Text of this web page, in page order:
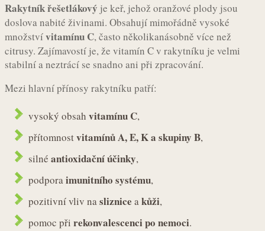
Rakytník řešetlákový je keř, jehož oranžové plody jsou
doslova nabité živinami. Obsahují mimořádně vysoké
množstvívitamínu C, často několikanásobně více než
citrusy. Zajímavostí je, že vitamín C v rakytníku je velmi
stabilní a neztrácí se snadno ani při zpracování.
Mezi hlavní přínosy rakytníku patří:
vysoký obsah vitamínu C,
přítomnostvitamínů A, E, K a skupiny B,
silné antioxidační účinky,
podporaimunitního systému,
pozitivní vliv nasliznice akůži,
pomoc při rekonvalescenci po nemoci.